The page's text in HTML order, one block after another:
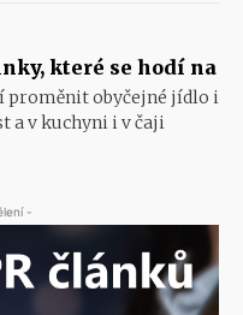
které se hodí na
proměnit obyčejné jídlo i
a v kuchyni i v čaji
-